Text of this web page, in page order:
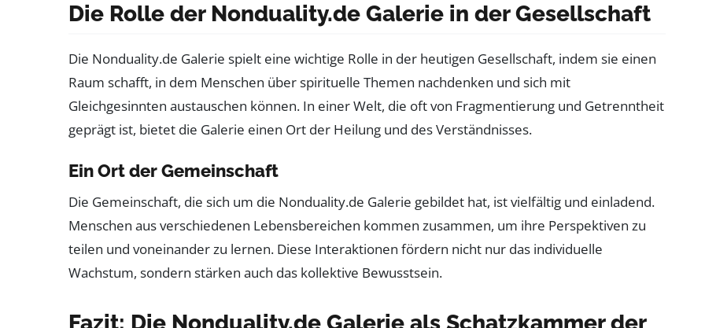
Die Rolle der Nonduality.de Galerie in der Gesellschaft
Die Nonduality.de Galerie spielt eine wichtige Rolle in der heutigen Gesellschaft, indem sie einen
Raum schafft, in dem Menschen über spirituelle Themen nachdenken und sich mit
Gleichgesinnten austauschen können. In einer Welt, die oft von Fragmentierung und Getrenntheit
geprägt ist, bietet die Galerie einen Ort der Heilung und des Verständnisses.
Ein Ort der Gemeinschaft
Die Gemeinschaft, die sich um die Nonduality.de Galerie gebildet hat, ist vielfältig und einladend.
Menschen aus verschiedenen Lebensbereichen kommen zusammen, um ihre Perspektiven zu
teilen und voneinander zu lernen. Diese Interaktionen fördern nicht nur das individuelle
Wachstum, sondern stärken auch das kollektive Bewusstsein.